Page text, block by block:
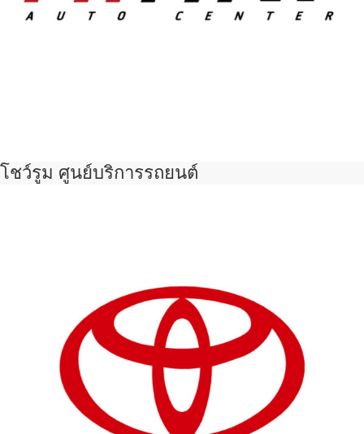
โชว์รูม ศูนย์บริการรถยนต์